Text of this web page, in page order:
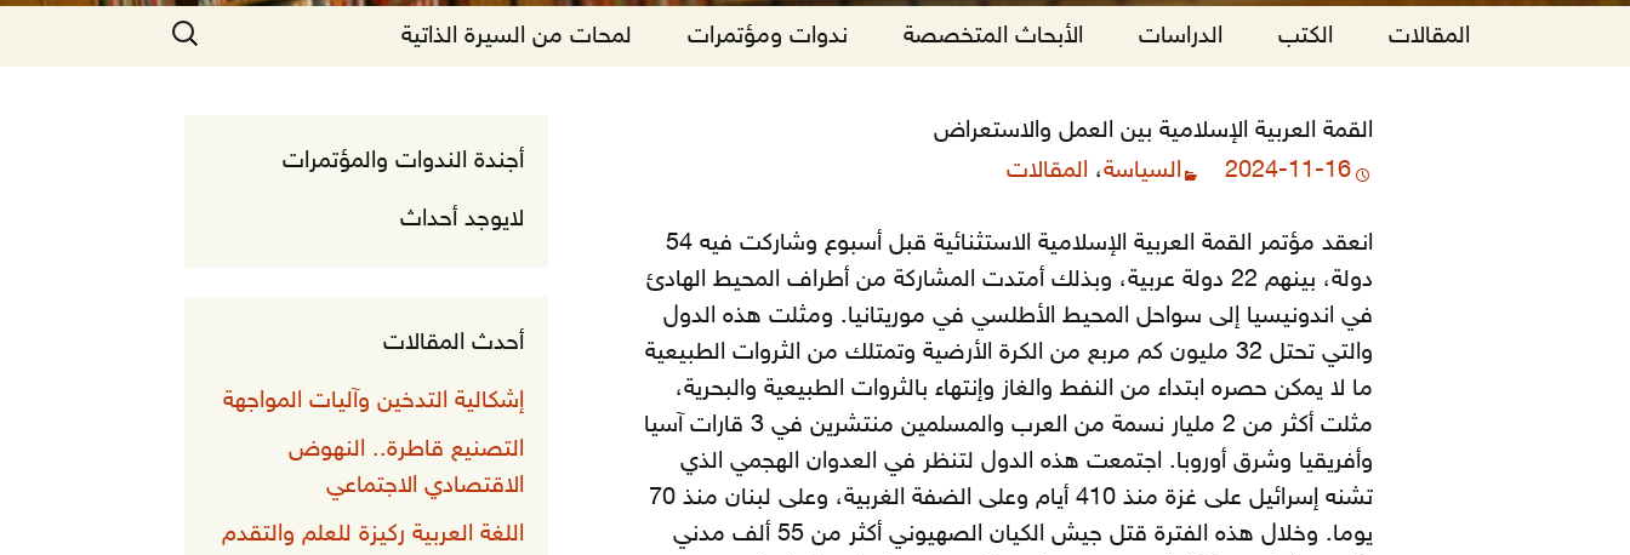
انتقل
إلى
المقالات الكتب الدراسات الأبحاث المتخصصة ندوات ومؤتمرات لمحات من السيرة الذاتية
البحث
عن:
القمة العربية الإسلامية بين العمل والاستعراض
2024-11-16
السياسة، المقالات
انعقد مؤتمر القمة العربية الإسلامية الاستثنائية قبل أسبوع وشاركت فيه 54
دولة، بينهم 22 دولة عربية، وبذلك أمتدت المشاركة من أطراف المحيط الهادئ
في اندونيسيا إلى سواحل المحيط الأطلسي في موريتانيا. ومثلت هذه الدول
والتي تحتل 32 مليون كم مربع من الكرة الأرضية وتمتلك من الثروات الطبيعية
ما لا يمكن حصره ابتداء من النفط والغاز وإنتهاء بالثروات الطبيعية والبحرية،
مثلت أكثر من 2 مليار نسمة من العرب والمسلمين منتشرين في 3 قارات آسيا
وأفريقيا وشرق أوروبا. اجتمعت هذه الدول لتنظر في العدوان الهجمي الذي
تشنه إسرائيل على غزة منذ 410 أيام وعلى الضفة الغربية، وعلى لبنان منذ 70
يوما. وخلال هذه الفترة قتل جيش الكيان الصهيوني أكثر من 55 ألف مدني
أجندة الندوات والمؤتمرات
لايوجد أحداث
أحدث المقالات
إشكالية التدخين وآليات المواجهة
التصنيع قاطرة.. النهوض
الاقتصادي الاجتماعي
اللغة العربية ركيزة للعلم والتقدم